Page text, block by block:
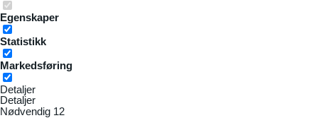
Egenskaper
Statistikk
Markedsføring
Detaljer
Detaljer
Nødvendig 12